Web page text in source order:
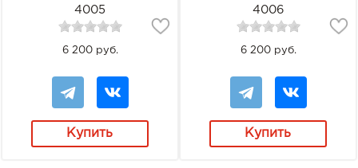
4005
6 200 руб.
Купить
4006
6 200 руб.
Купить